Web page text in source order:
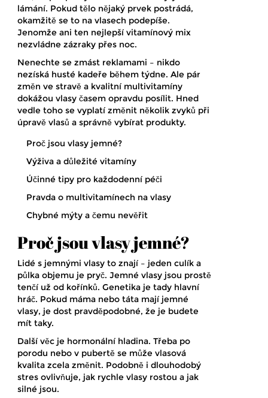
lámání. Pokud tělo nějaký prvek postrádá,
okamžitě se to na vlasech podepíše.
Jenomže ani ten nejlepší vitamínový mix
nezvládne zázraky přes noc.
Nenechte se zmást reklamami – nikdo
nezíská husté kadeře během týdne. Ale pár
změn ve stravě a kvalitní multivitamíny
dokážou vlasy časem opravdu posílit. Hned
vedle toho se vyplatí změnit několik zvyků při
úpravě vlasů a správně vybírat produkty.
Proč jsou vlasy jemné?
Výživa a důležité vitamíny
Účinné tipy pro každodenní péči
Pravda o multivitamínech na vlasy
Chybné mýty a čemu nevěřit
Proč jsou vlasy jemné?
Lidé s jemnými vlasy to znají – jeden culík a
půlka objemu je pryč. Jemné vlasy jsou prostě
tenčí už od kořínků. Genetika je tady hlavní
hráč. Pokud máma nebo táta mají jemné
vlasy, je dost pravděpodobné, že je budete
mít taky.
Další věc je hormonální hladina. Třeba po
porodu nebo v pubertě se může vlasová
kvalita zcela změnit. Podobně i dlouhodobý
stres ovlivňuje, jak rychle vlasy rostou a jak
silné jsou.